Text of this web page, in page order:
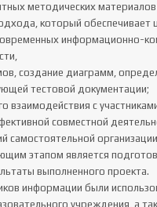
методических
который обеспечивает
информационно-
создание диаграмм,
тестовой документации;
взаимодействия с
совместной
самостоятельной
этапом является
выполненного проекта.
информации были
учреждения, а